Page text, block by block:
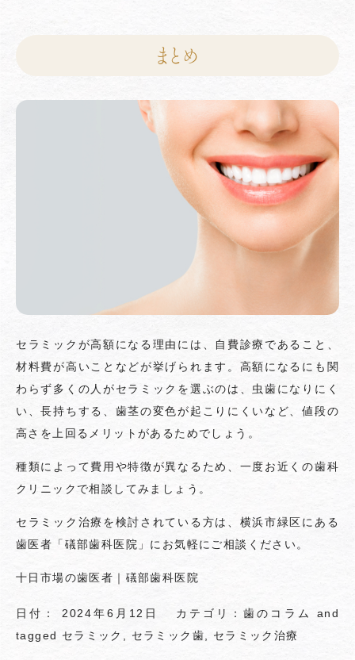
まとめ
セラミックが高額になる理由には、自費診療であること、
材料費が高いことなどが挙げられます。高額になるにも関
わらず多くの人がセラミックを選ぶのは、虫歯になりにく
い、長持ちする、歯茎の変色が起こりにくいなど、値段の
高さを上回るメリットがあるためでしょう。
種類によって費用や特徴が異なるため、一度お近くの歯科
クリニックで相談してみましょう。
セラミック治療を検討されている方は、横浜市緑区にある
歯医者「礒部歯科医院」にお気軽にご相談ください。
十日市場の歯医者｜礒部歯科医院
日付：2024年6月12日 カテゴリ：歯のコラム
and
tagged セラミック , セラミック歯, セラミック治療